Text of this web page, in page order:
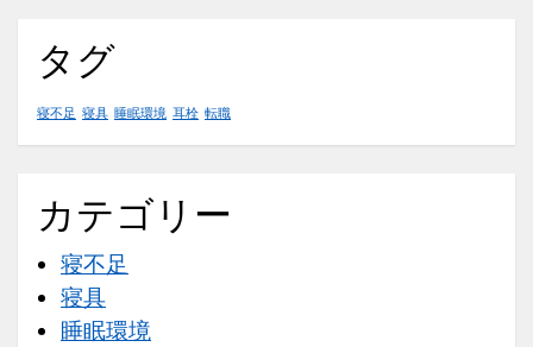
タグ
寝不足 寝具 睡眠環境 耳栓 転職
カテゴリー
寝不足
寝具
睡眠環境